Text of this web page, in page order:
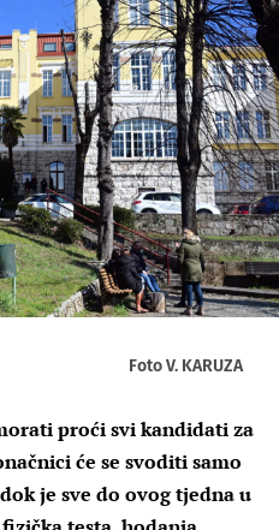
Foto V. KARUZA
proći svi kandidati za
će se svoditi samo
je sve do ovog tjedna u